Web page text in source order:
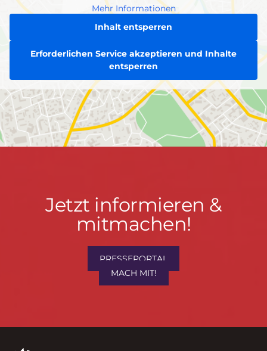
Mehr Informationen
Inhalt entsperren
Erforderlichen Service akzeptieren und Inhalte
entsperren
Jetzt
informieren
mitmachen!
Jetzt informieren &
mitmachen!
PRESSEPORTAL
MACH MIT!